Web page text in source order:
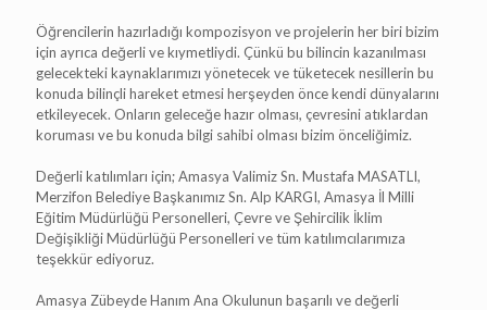
Öğrencilerin hazırladığı kompozisyon ve projelerin her biri bizim
için ayrıca değerli ve kıymetliydi. Çünkü bu bilincin kazanılması
gelecekteki kaynaklarımızı yönetecek ve tüketecek nesillerin bu
konuda bilinçli hareket etmesi herşeyden önce kendi dünyalarını
etkileyecek. Onların geleceğe hazır olması, çevresini atıklardan
koruması ve bu konuda bilgi sahibi olması bizim önceliğimiz.
Değerli katılımları için; Amasya Valimiz Sn. Mustafa MASATLI,
Merzifon Belediye Başkanımız Sn. Alp KARGI, Amasya İl Milli
Eğitim Müdürlüğü Personelleri, Çevre ve Şehircilik İklim
Değişikliği Müdürlüğü Personelleri ve tüm katılımcılarımıza
teşekkür ediyoruz.
Amasya Zübeyde Hanım Ana Okulunun başarılı ve değerli